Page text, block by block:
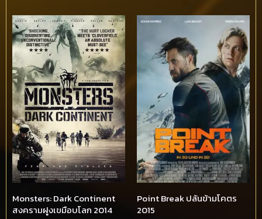
Monsters: Dark Continent
สงครามฝูงเขมือบโลก 2014
Point Break ปล้นข้ามโคตร
2015